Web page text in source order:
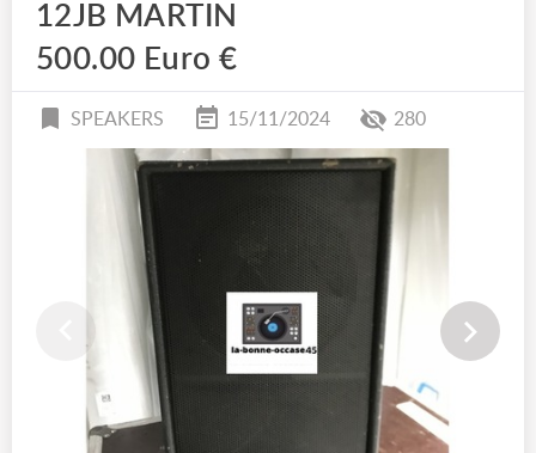
12JB MARTIN
500.00 Euro €
SPEAKERS 15/11/2024 280